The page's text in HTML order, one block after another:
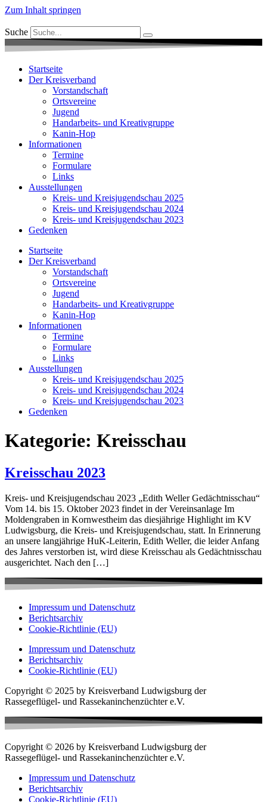
Zum Inhalt springen
Suche
Startseite
Der Kreisverband
Vorstandschaft
Ortsvereine
Jugend
Handarbeits- und Kreativgruppe
Kanin-Hop
Informationen
Termine
Formulare
Links
Ausstellungen
Kreis- und Kreisjugendschau 2025
Kreis- und Kreisjugendschau 2024
Kreis- und Kreisjugendschau 2023
Gedenken
Startseite
Der Kreisverband
Vorstandschaft
Ortsvereine
Jugend
Handarbeits- und Kreativgruppe
Kanin-Hop
Informationen
Termine
Formulare
Links
Ausstellungen
Kreis- und Kreisjugendschau 2025
Kreis- und Kreisjugendschau 2024
Kreis- und Kreisjugendschau 2023
Gedenken
Kategorie: Kreisschau
Kreisschau 2023
Kreis- und Kreisjugendschau 2023 „Edith Weller Gedächtnisschau“
Vom 14. bis 15. Oktober 2023 findet in der Vereinsanlage Im
Moldengraben in Kornwestheim das diesjährige Highlight im KV
Ludwigsburg, die Kreis- und Kreisjugendschau, statt. In Erinnerung
an unsere langjährige HuK-Leiterin, Edith Weller, die leider Anfang
des Jahres verstorben ist, wird diese Kreisschau als Gedächtnisschau
ausgerichtet. Nach den […]
Impressum und Datenschutz
Berichtsarchiv
Cookie-Richtlinie (EU)
Impressum und Datenschutz
Berichtsarchiv
Cookie-Richtlinie (EU)
Copyright © 2025 by Kreisverband Ludwigsburg der
Rassegeflügel- und Rassekaninchenzüchter e.V.
Copyright © 2026 by Kreisverband Ludwigsburg der
Rassegeflügel- und Rassekaninchenzüchter e.V.
Impressum und Datenschutz
Berichtsarchiv
Cookie-Richtlinie (EU)